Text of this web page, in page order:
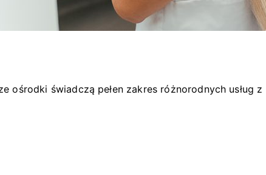
ośrodki świadczą pełen zakres różnorodnych usług z